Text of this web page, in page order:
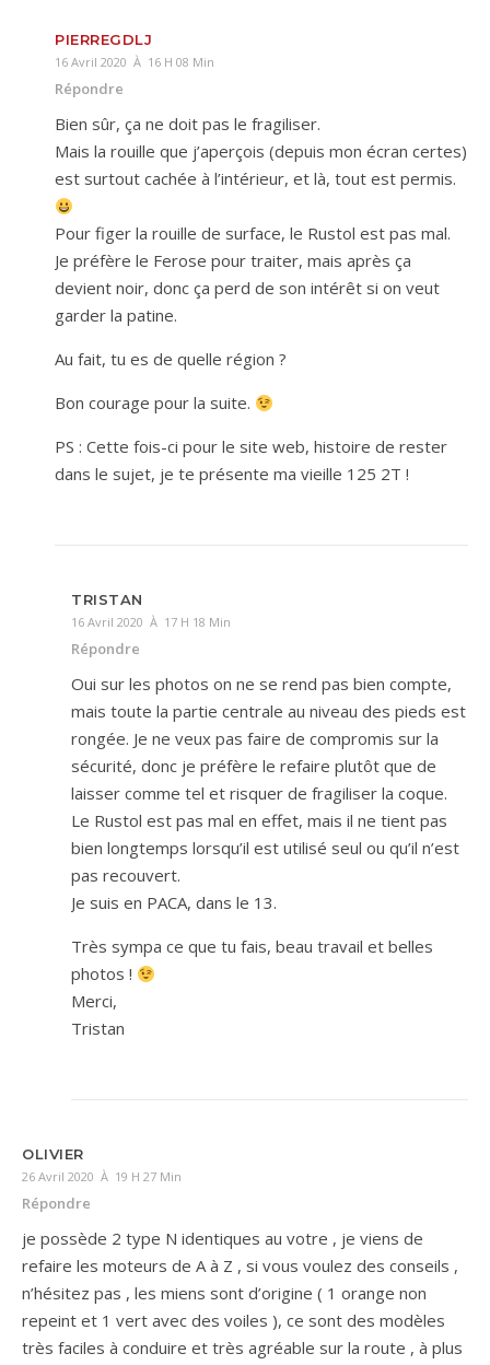
PIERREGDLJ
16 Avril 2020 À 16 H 08 Min
Répondre
Bien sûr, ça ne doit pas le fragiliser.
Mais la rouille que j’aperçois (depuis mon écran certes)
est surtout cachée à l’intérieur, et là, tout est permis.
Pour figer la rouille de surface, le Rustol est pas mal.
Je préfère le Ferose pour traiter, mais après ça
devient noir, donc ça perd de son intérêt si on veut
garder la patine.
Au fait, tu es de quelle région ?
Bon courage pour la suite.
PS : Cette fois-ci pour le site web, histoire de rester
dans le sujet, je te présente ma vieille 125 2T !
TRISTAN
16 Avril 2020 À 17 H 18 Min
Répondre
Oui sur les photos on ne se rend pas bien compte,
mais toute la partie centrale au niveau des pieds est
rongée. Je ne veux pas faire de compromis sur la
sécurité, donc je préfère le refaire plutôt que de
laisser comme tel et risquer de fragiliser la coque.
Le Rustol est pas mal en effet, mais il ne tient pas
bien longtemps lorsqu’il est utilisé seul ou qu’il n’est
pas recouvert.
Je suis en PACA, dans le 13.
Très sympa ce que tu fais, beau travail et belles
photos !
Merci,
Tristan
OLIVIER
26 Avril 2020 À 19 H 27 Min
Répondre
je possède 2 type N identiques au votre , je viens de
refaire les moteurs de A à Z , si vous voulez des conseils ,
n’hésitez pas , les miens sont d’origine ( 1 orange non
repeint et 1 vert avec des voiles ), ce sont des modèles
très faciles à conduire et très agréable sur la route , à plus